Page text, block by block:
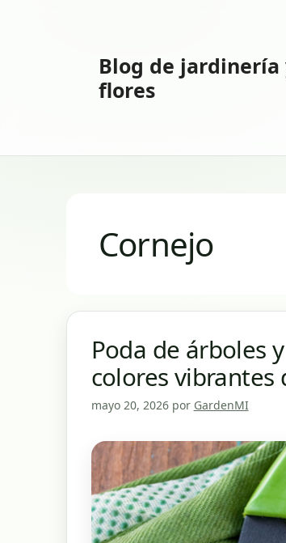
Blog de
flores
Cornejo
Poda de árboles
colores vibrantes
mayo 20, 2026 por GardenMI